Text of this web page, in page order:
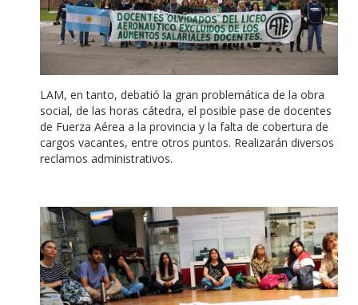
LAM, en tanto, debatió la gran problemática de la obra
social, de las horas cátedra, el posible pase de docentes
de Fuerza Aérea a la provincia y la falta de cobertura de
cargos vacantes, entre otros puntos. Realizarán diversos
reclamos administrativos.